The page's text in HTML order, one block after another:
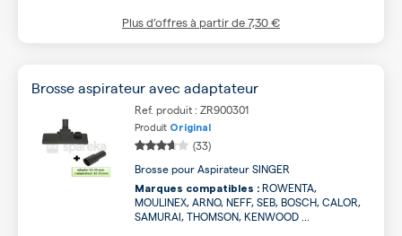
Plus d’offres à partir de7,30 €
Brosse aspirateur avec adaptateur
Ref. produit : ZR900301
Produit Original
(33)
Brosse pour Aspirateur SINGER
Marques compatibles : ROWENTA,
MOULINEX, ARNO, NEFF, SEB, BOSCH, CALOR,
SAMURAI, THOMSON, KENWOOD ...